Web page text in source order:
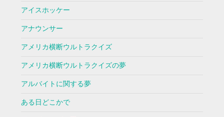
アイスホッケー
アナウンサー
アメリカ横断ウルトラクイズ
アメリカ横断ウルトラクイズの夢
アルバイトに関する夢
ある日どこかで